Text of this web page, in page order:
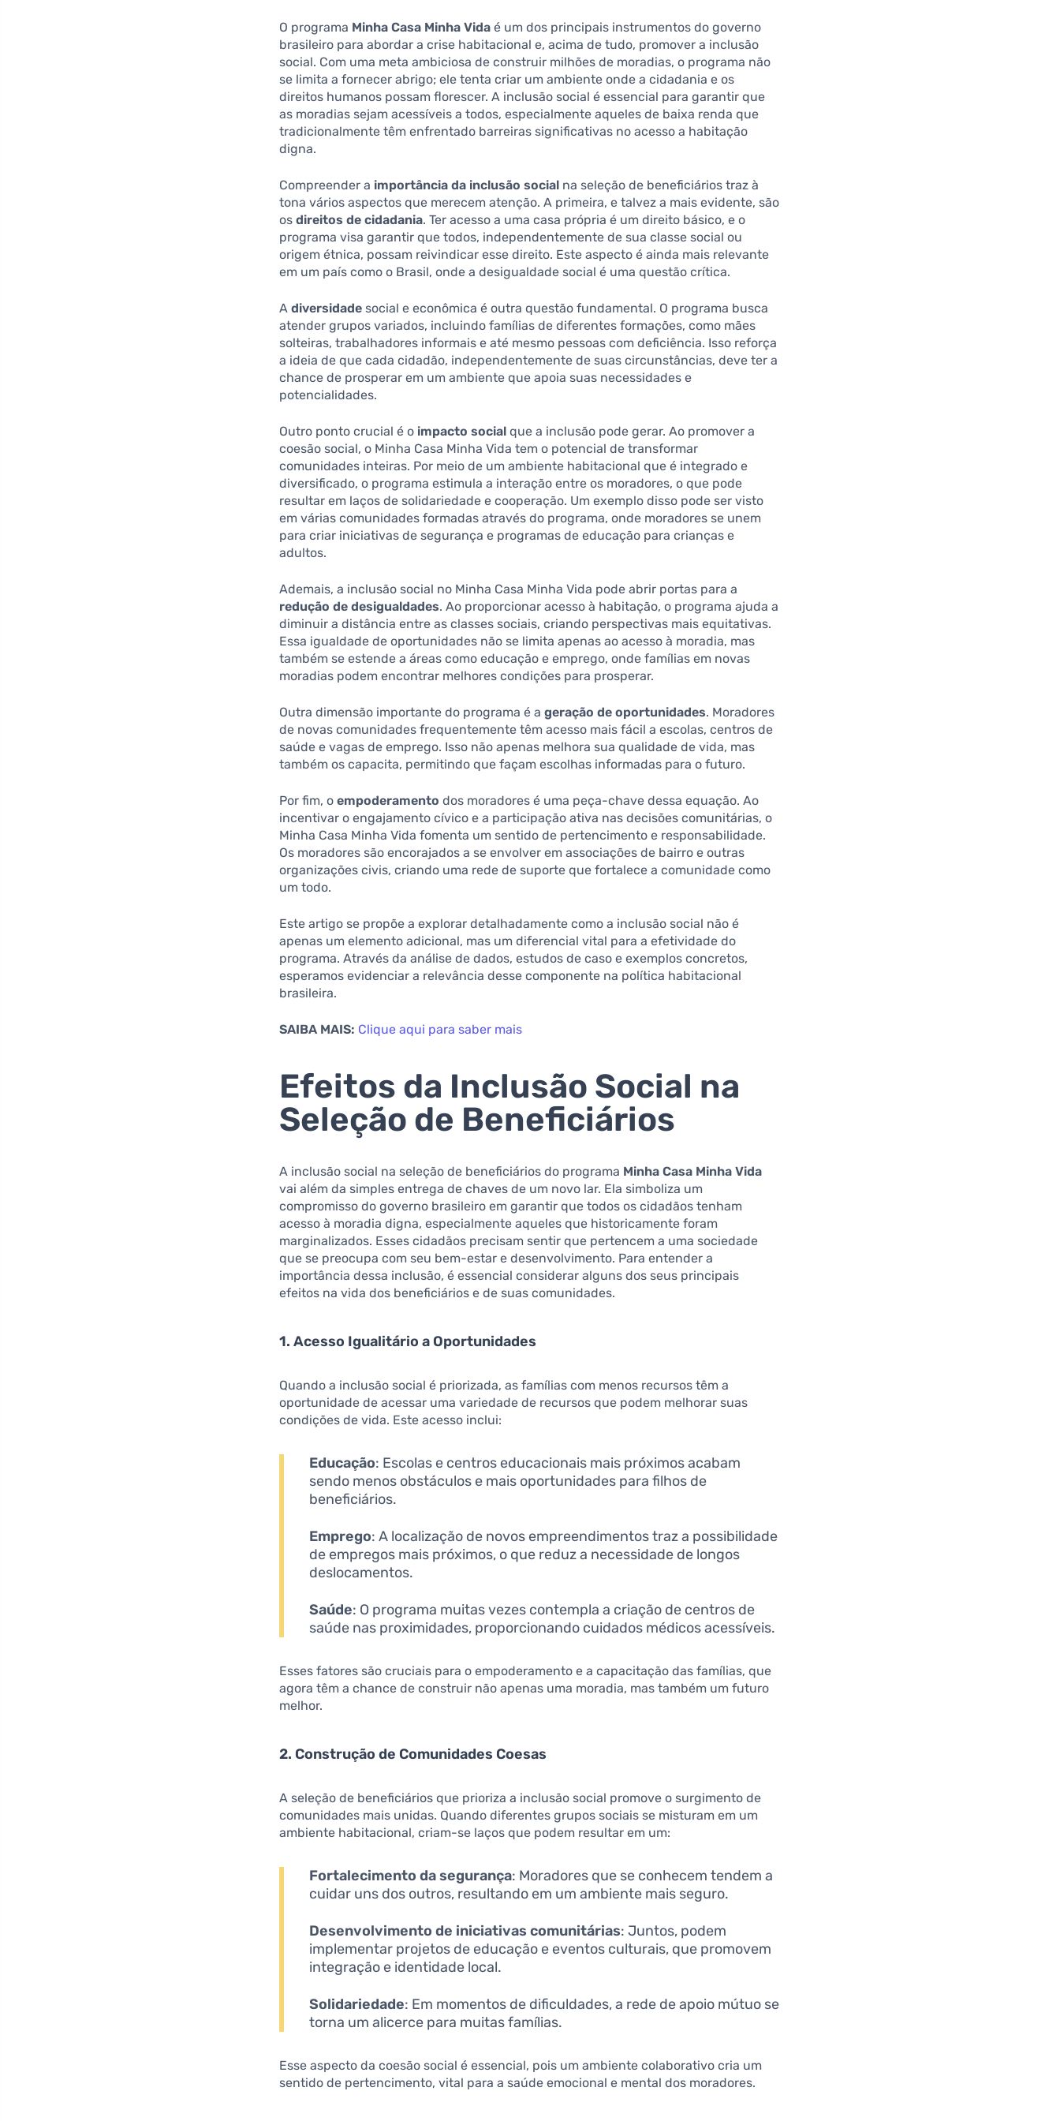
O programa Minha Casa Minha Vida é um dos principais instrumentos do governo
brasileiro para abordar a crise habitacional e, acima de tudo, promover a inclusão
social. Com uma meta ambiciosa de construir milhões de moradias, o programa não
se limita a fornecer abrigo; ele tenta criar um ambiente onde a cidadania e os
direitos humanos possam florescer. A inclusão social é essencial para garantir que
as moradias sejam acessíveis a todos, especialmente aqueles de baixa renda que
tradicionalmente têm enfrentado barreiras significativas no acesso a habitação
digna.
Compreender a importância da inclusão social na seleção de beneficiários traz à
tona vários aspectos que merecem atenção. A primeira, e talvez a mais evidente, são
osdireitos de cidadania. Ter acesso a uma casa própria é um direito básico, e o
programa visa garantir que todos, independentemente de sua classe social ou
origem étnica, possam reivindicar esse direito. Este aspecto é ainda mais relevante
em um país como o Brasil, onde a desigualdade social é uma questão crítica.
Adiversidade social e econômica é outra questão fundamental. O programa busca
atender grupos variados, incluindo famílias de diferentes formações, como mães
solteiras, trabalhadores informais e até mesmo pessoas com deficiência. Isso reforça
a ideia de que cada cidadão, independentemente de suas circunstâncias, deve ter a
chance de prosperar em um ambiente que apoia suas necessidades e
potencialidades.
Outro ponto crucial é o impacto social que a inclusão pode gerar. Ao promover a
coesão social, o Minha Casa Minha Vida tem o potencial de transformar
comunidades inteiras. Por meio de um ambiente habitacional que é integrado e
diversificado, o programa estimula a interação entre os moradores, o que pode
resultar em laços de solidariedade e cooperação. Um exemplo disso pode ser visto
em várias comunidades formadas através do programa, onde moradores se unem
para criar iniciativas de segurança e programas de educação para crianças e
adultos.
Ademais, a inclusão social no Minha Casa Minha Vida pode abrir portas para a
redução de desigualdades. Ao proporcionar acesso à habitação, o programa ajuda a
diminuir a distância entre as classes sociais, criando perspectivas mais equitativas.
Essa igualdade de oportunidades não se limita apenas ao acesso à moradia, mas
também se estende a áreas como educação e emprego, onde famílias em novas
moradias podem encontrar melhores condições para prosperar.
Outra dimensão importante do programa é ageração de oportunidades. Moradores
de novas comunidades frequentemente têm acesso mais fácil a escolas, centros de
saúde e vagas de emprego. Isso não apenas melhora sua qualidade de vida, mas
também os capacita, permitindo que façam escolhas informadas para o futuro.
Por fim, oempoderamento dos moradores é uma peça-chave dessa equação. Ao
incentivar o engajamento cívico e a participação ativa nas decisões comunitárias, o
Minha Casa Minha Vida fomenta um sentido de pertencimento e responsabilidade.
Os moradores são encorajados a se envolver em associações de bairro e outras
organizações civis, criando uma rede de suporte que fortalece a comunidade como
um todo.
Este artigo se propõe a explorar detalhadamente como a inclusão social não é
apenas um elemento adicional, mas um diferencial vital para a efetividade do
programa. Através da análise de dados, estudos de caso e exemplos concretos,
esperamos evidenciar a relevância desse componente na política habitacional
brasileira.
SAIBA MAIS: Clique aqui para saber mais
Efeitos da Inclusão Social na
Seleção de Beneficiários
A inclusão social na seleção de beneficiários do programa Minha Casa Minha Vida
vai além da simples entrega de chaves de um novo lar. Ela simboliza um
compromisso do governo brasileiro em garantir que todos os cidadãos tenham
acesso à moradia digna, especialmente aqueles que historicamente foram
marginalizados. Esses cidadãos precisam sentir que pertencem a uma sociedade
que se preocupa com seu bem-estar e desenvolvimento. Para entender a
importância dessa inclusão, é essencial considerar alguns dos seus principais
efeitos na vida dos beneficiários e de suas comunidades.
1. Acesso Igualitário a Oportunidades
Quando a inclusão social é priorizada, as famílias com menos recursos têm a
oportunidade de acessar uma variedade de recursos que podem melhorar suas
condições de vida. Este acesso inclui:
Educação: Escolas e centros educacionais mais próximos acabam
sendo menos obstáculos e mais oportunidades para filhos de
beneficiários.
Emprego: A localização de novos empreendimentos traz a possibilidade
de empregos mais próximos, o que reduz a necessidade de longos
deslocamentos.
Saúde: O programa muitas vezes contempla a criação de centros de
saúde nas proximidades, proporcionando cuidados médicos acessíveis.
Esses fatores são cruciais para o empoderamento e a capacitação das famílias, que
agora têm a chance de construir não apenas uma moradia, mas também um futuro
melhor.
2. Construção de Comunidades Coesas
A seleção de beneficiários que prioriza a inclusão social promove o surgimento de
comunidades mais unidas. Quando diferentes grupos sociais se misturam em um
ambiente habitacional, criam-se laços que podem resultar em um:
Fortalecimento da segurança: Moradores que se conhecem tendem a
cuidar uns dos outros, resultando em um ambiente mais seguro.
Desenvolvimento de iniciativas comunitárias: Juntos, podem
implementar projetos de educação e eventos culturais, que promovem
integração e identidade local.
Solidariedade: Em momentos de dificuldades, a rede de apoio mútuo se
torna um alicerce para muitas famílias.
Esse aspecto da coesão social é essencial, pois um ambiente colaborativo cria um
sentido de pertencimento, vital para a saúde emocional e mental dos moradores.